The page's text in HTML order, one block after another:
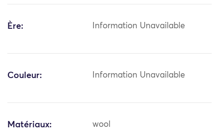
Ère: Information Unavailable
Couleur: Information Unavailable
Matériaux: wool